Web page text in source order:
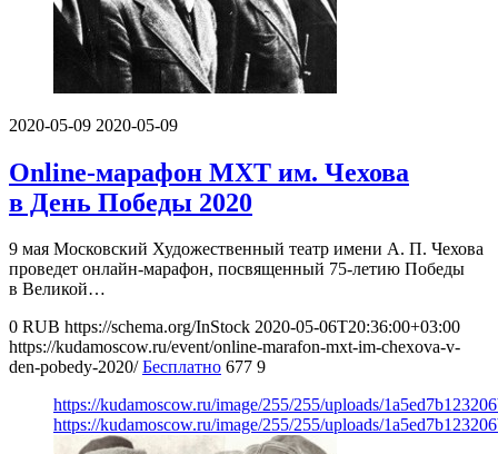
2020-05-09 2020-05-09
Online-марафон МХТ им. Чехова
в День Победы 2020
9 мая Московский Художественный театр имени А. П. Чехова
проведет онлайн-марафон, посвященный 75-летию Победы
в Великой…
0 RUB https://schema.org/InStock 2020-05-06T20:36:00+03:00
https://kudamoscow.ru/event/online-marafon-mxt-im-chexova-v-
den-pobedy-2020/ Бесплатно 677 9
https://kudamoscow.ru/image/255/255/uploads/
https://kudamoscow.ru/image/255/255/uploads/